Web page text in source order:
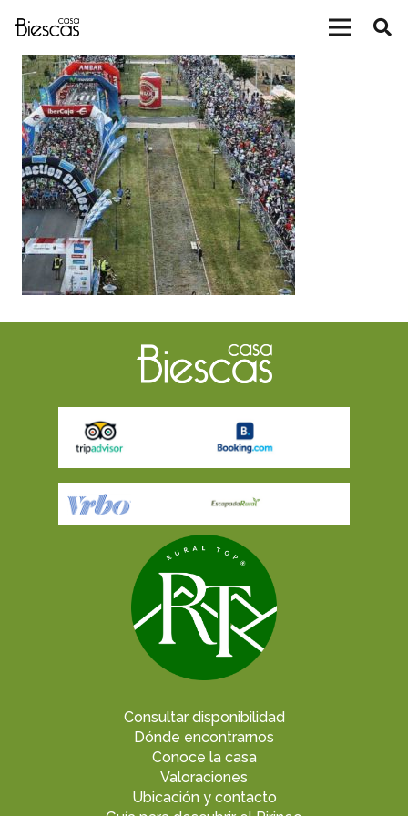
Consultar disponibilidad
Dónde encontrarnos
Conoce la casa
Valoraciones
Ubicación y contacto